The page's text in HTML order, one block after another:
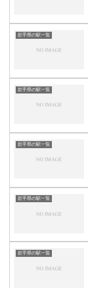
岩手県の駅一覧
岩手県の駅一覧
岩手県の駅一覧
岩手県の駅一覧
岩手県の駅一覧